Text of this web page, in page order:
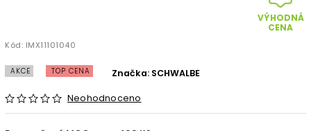
VÝHODNÁ
CENA
Kód: IMX11101040
AKCE TOP CENA
Neohodnoceno
Značka: SCHWALBE